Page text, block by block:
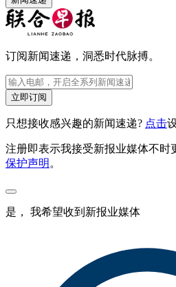
订阅新闻速递，洞悉时代脉搏。
立即订阅
只想接收感兴趣的新闻速递? 点击
注册即表示我接受新报业媒体不时
保护声明 。
是， 我希望收到新报业媒体